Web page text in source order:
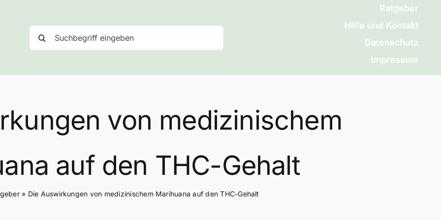
nach:
Ratgeber
Hilfe und Kontakt
Datenschutz
Impressum
von medizinischem
auf den THC-Gehalt
» Die Auswirkungen von medizinischem Marihuana auf den THC-Gehalt